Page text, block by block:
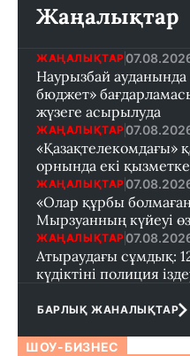
Жаңалықтар
ЖАҢАЛЫҚТАР
Наурызбай
бюджет»
жүзеге асырылуда
ЖАҢАЛЫҚТАР
«Қазақтелекомдағы»
орнында екі
ЖАҢАЛЫҚТАР
«Олар құрбы
Мырзуанның күйеуі
ЖАҢАЛЫҚТАР
Атыраудағы сұмдық:
күдіктіні полиция
БАРЛЫҚ ЖАНАЛЫҚТАР
ШОУ-БИЗНЕС